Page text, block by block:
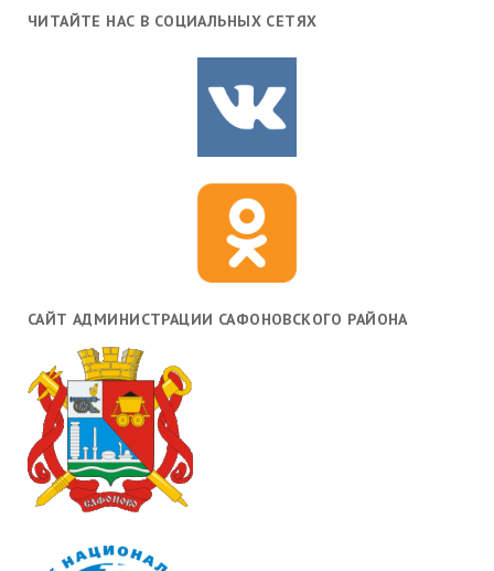
ЧИТАЙТЕ НАС В СОЦИАЛЬНЫХ СЕТЯХ
САЙТ АДМИНИСТРАЦИИ САФОНОВСКОГО РАЙОНА